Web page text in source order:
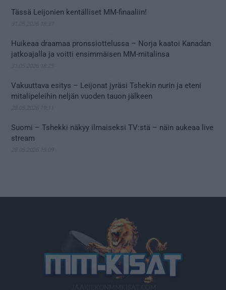
Tässä Leijonien kentälliset MM-finaaliin!
Huikeaa draamaa pronssiottelussa – Norja kaatoi Kanadan
jatkoajalla ja voitti ensimmäisen MM-mitalinsa
Vakuuttava esitys – Leijonat jyräsi Tshekin nurin ja eteni
mitalipeleihin neljän vuoden tauon jälkeen
Suomi – Tshekki näkyy ilmaiseksi TV:stä – näin aukeaa live
stream